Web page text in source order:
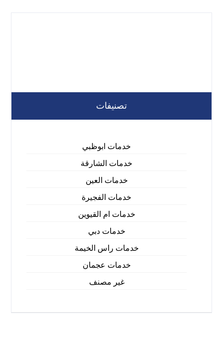
تصنيفات
خدمات ابوظبي
خدمات الشارقة
خدمات العين
خدمات الفجيرة
خدمات ام القيوين
خدمات دبي
خدمات راس الخيمة
خدمات عجمان
غير مصنف